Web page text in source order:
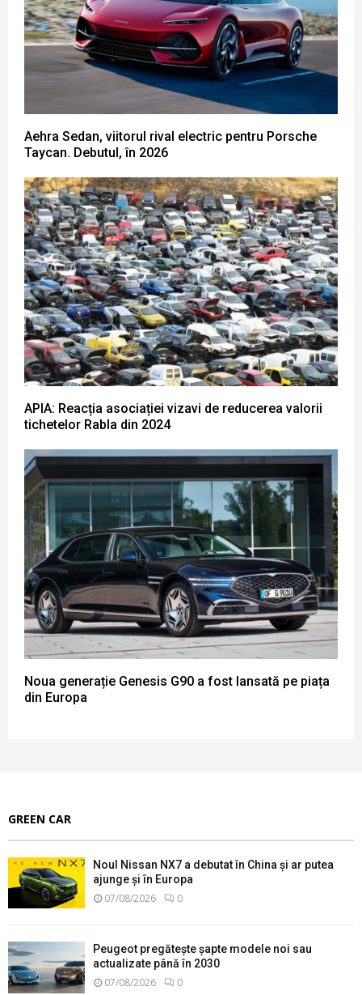
Aehra Sedan, viitorul rival electric pentru Porsche
Taycan. Debutul, în 2026
APIA: Reacția asociației vizavi de reducerea valorii
tichetelor Rabla din 2024
Noua generație Genesis G90 a fost lansată pe piața
din Europa
GREEN CAR
Noul Nissan NX7 a debutat în China și ar putea
ajunge și în Europa
07/08/2026 0
Peugeot pregătește șapte modele noi sau
actualizate până în 2030
07/08/2026 0